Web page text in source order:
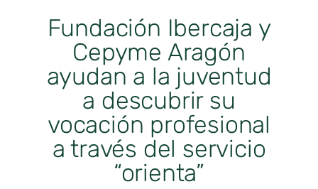
Fundación Ibercaja y
Cepyme Aragón
ayudan a la juventud
a descubrir su
vocación profesional
a través del servicio
“orienta”